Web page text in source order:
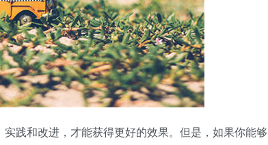
践和改进，才能获得更好的效果。但是，如果你能够